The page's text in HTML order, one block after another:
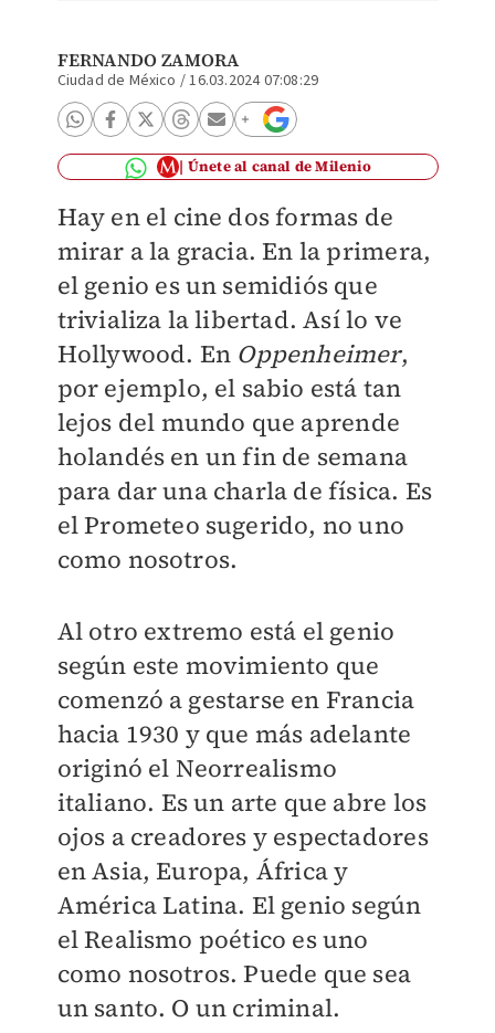
FERNANDO ZAMORA
Ciudad de México /16.03.2024 07:08:29
Únete al canal de Milenio
Hay en el cine dos formas de
mirar a la gracia. En la primera,
el genio es un semidiós que
trivializa la libertad. Así lo ve
Hollywood. En Oppenheimer,
por ejemplo, el sabio está tan
lejos del mundo que aprende
holandés en un fin de semana
para dar una charla de física. Es
el Prometeo sugerido, no uno
como nosotros.
Al otro extremo está el genio
según este movimiento que
comenzó a gestarse en Francia
hacia 1930 y que más adelante
originó el Neorrealismo
italiano. Es un arte que abre los
ojos a creadores y espectadores
en Asia, Europa, África y
América Latina. El genio según
el Realismo poético es uno
como nosotros. Puede que sea
un santo. O un criminal.